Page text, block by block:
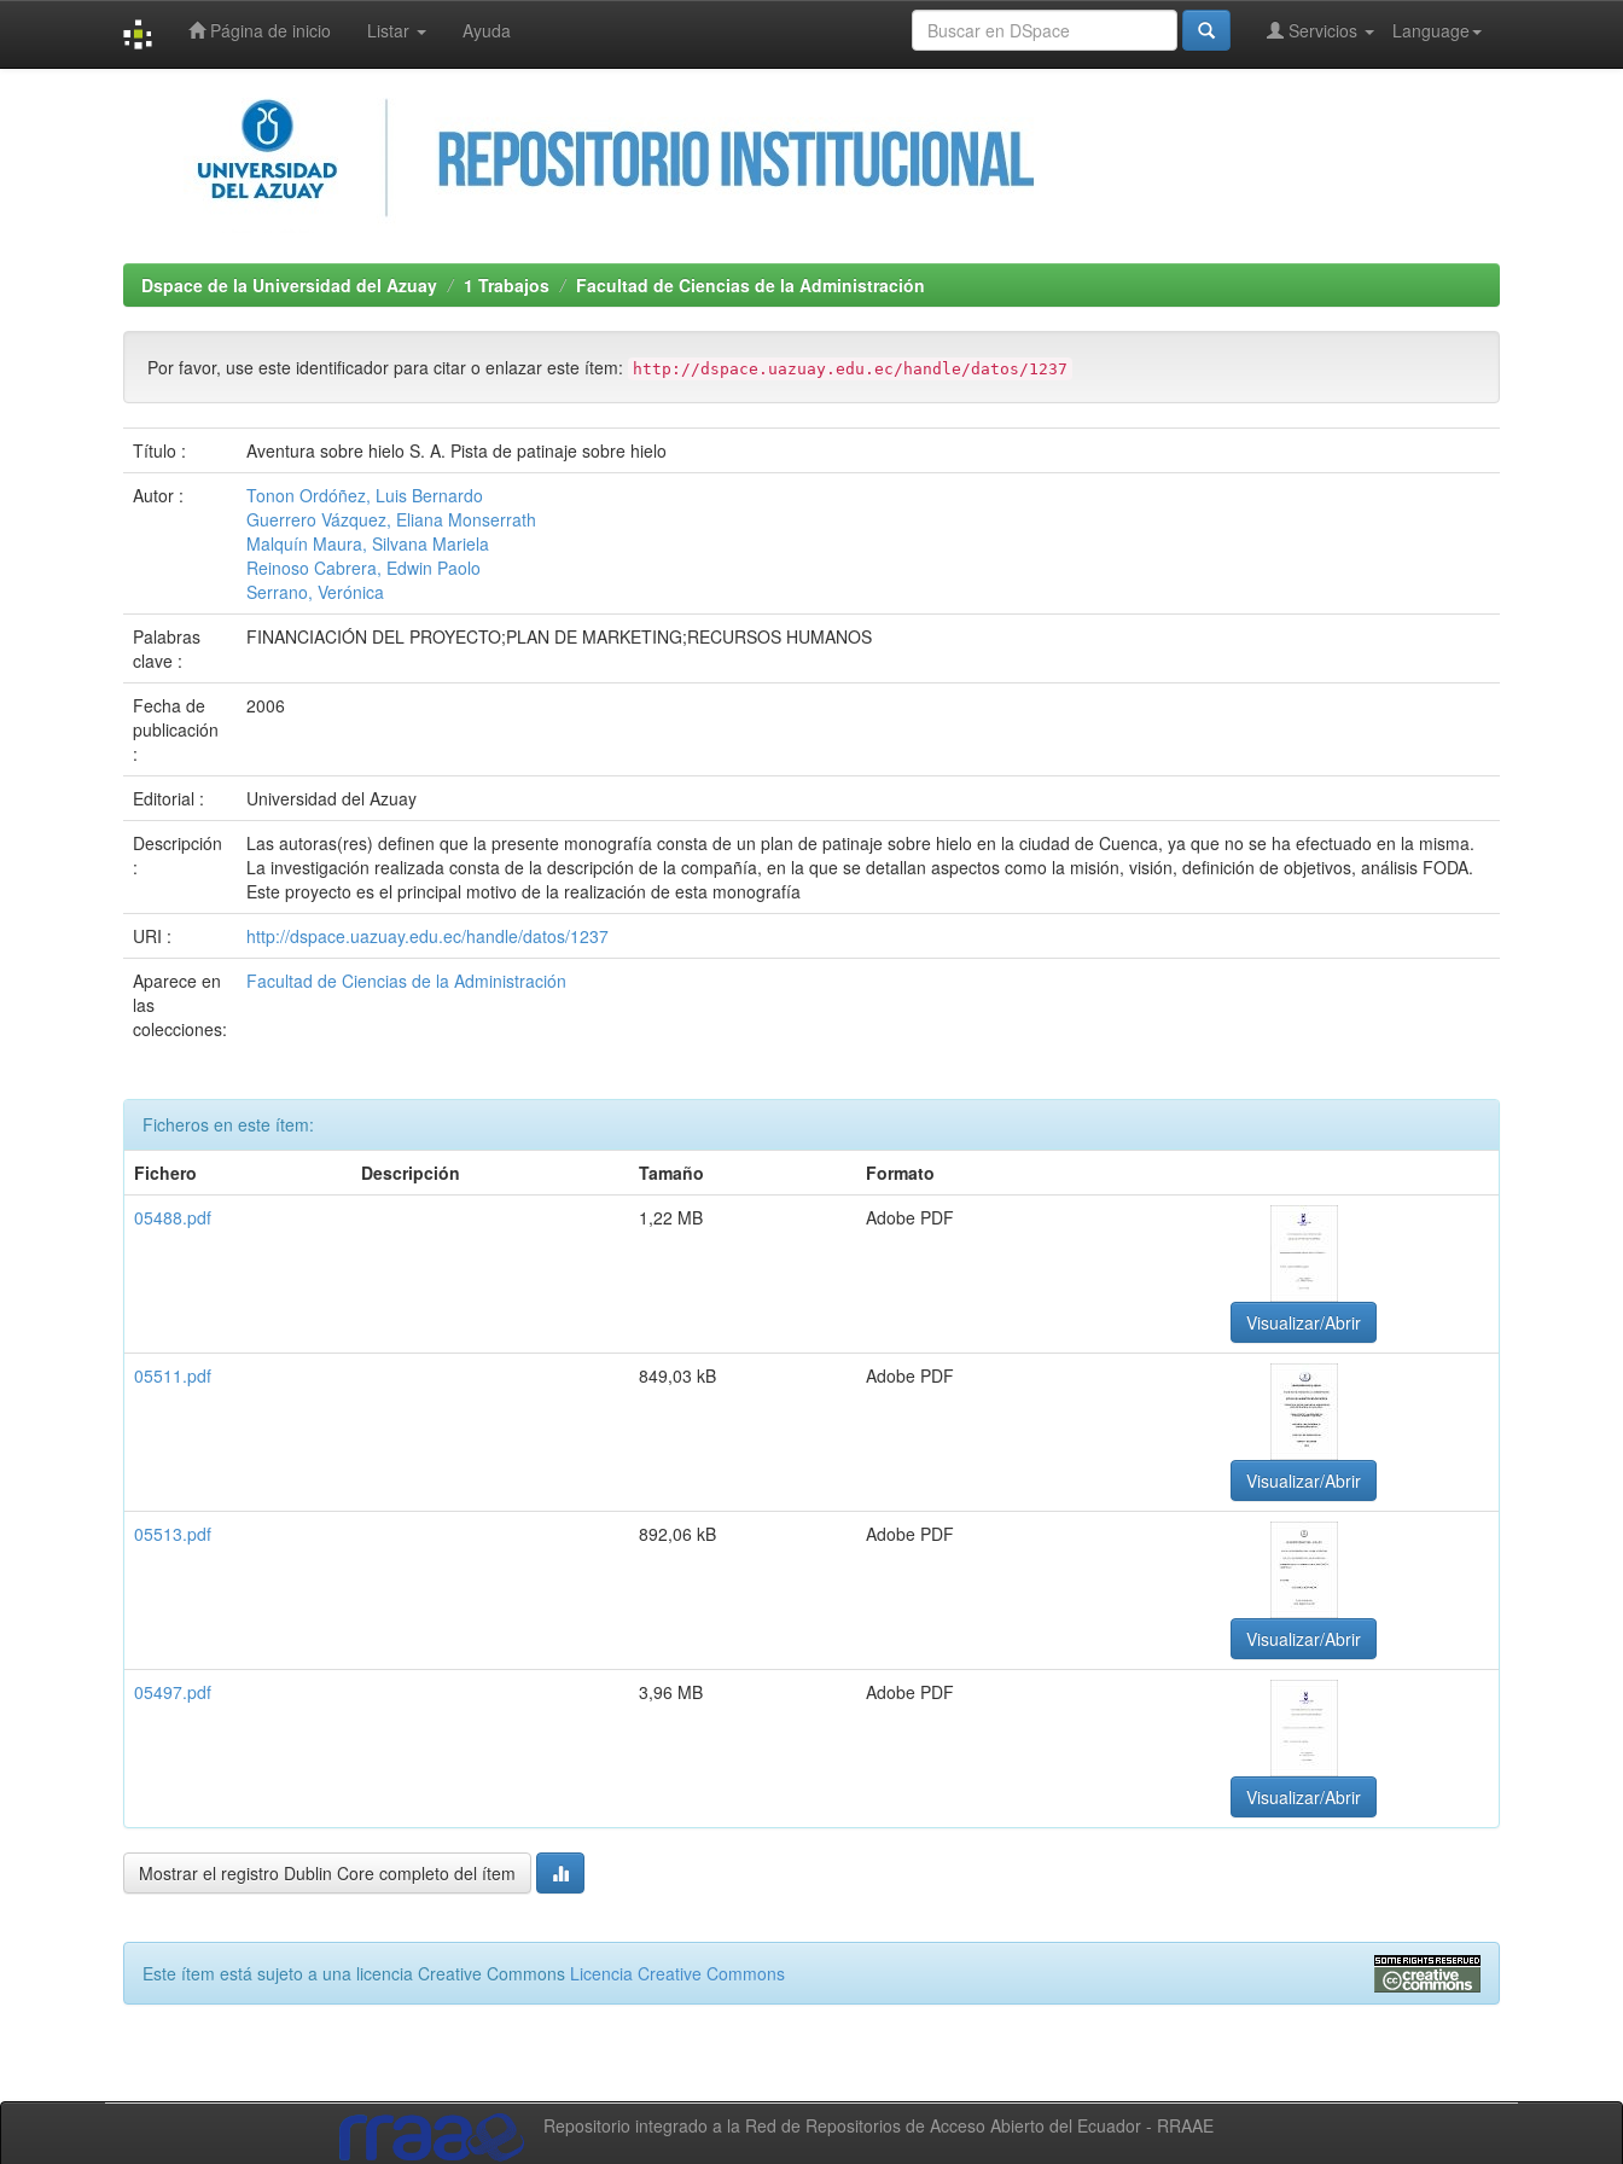
Página de inicio Listar Ayuda Language
Servicios
Dspace de la Universidad del Azuay 1 Trabajos Facultad de Ciencias de la Administración
Por favor, use este identificador para citar o enlazar este ítem: http://dspace.uazuay.edu.ec/handle/datos/1237
Título :
Aventura sobre hielo S. A. Pista de patinaje sobre hielo
Autor :
Tonon Ordóñez, Luis Bernardo
Guerrero Vázquez, Eliana Monserrath
Malquín Maura, Silvana Mariela
Reinoso Cabrera, Edwin Paolo
Serrano, Verónica
Palabras
clave :
FINANCIACIÓN DEL PROYECTO;PLAN DE MARKETING;RECURSOS HUMANOS
Fecha de
publicación
:
2006
Editorial :
Universidad del Azuay
Descripción
:
Las autoras(res) definen que la presente monografía consta de un plan de patinaje sobre hielo en la ciudad de Cuenca, ya que no se ha efectuado en la misma.
La investigación realizada consta de la descripción de la compañía, en la que se detallan aspectos como la misión, visión, definición de objetivos, análisis FODA.
Este proyecto es el principal motivo de la realización de esta monografía
URI :
http://dspace.uazuay.edu.ec/handle/datos/1237
Aparece en
las
colecciones:
Facultad de Ciencias de la Administración
Ficheros en este ítem:
Fichero
Descripción Tamaño
Formato
05488.pdf
1,22 MB Adobe PDF
Visualizar/Abrir
05511.pdf 849,03 kB Adobe PDF
Visualizar/Abrir
05513.pdf 892,06 kB Adobe PDF
Visualizar/Abrir
05497.pdf 3,96 MB Adobe PDF
Visualizar/Abrir
Mostrar el registro Dublin Core completo del ítem
Este ítem está sujeto a una licencia Creative Commons Licencia Creative Commons
Repositorio integrado a la Red de Repositorios de Acceso Abierto del Ecuador - RRAAE